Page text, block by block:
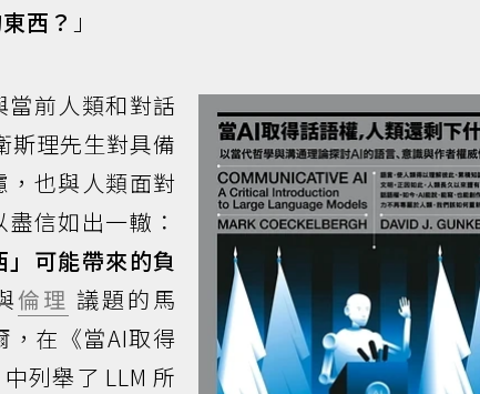
西？ 」
前人類和對話
斯理先生對具備
，也與人類面對
信如出一轍：
可能帶來的負
倫理 議題的馬
，在《當AI取得
列舉了 LLM 所